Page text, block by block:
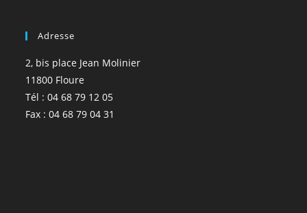
Adresse
2, bis place Jean Molinier
11800 Floure
Tél : 04 68 79 12 05
Fax : 04 68 79 04 31